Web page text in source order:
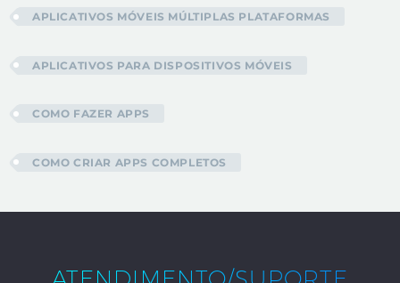
APLICATIVOS MÓVEIS MÚLTIPLAS PLATAFORMAS
APLICATIVOS PARA DISPOSITIVOS MÓVEIS
COMO FAZER APPS
COMO CRIAR APPS COMPLETOS